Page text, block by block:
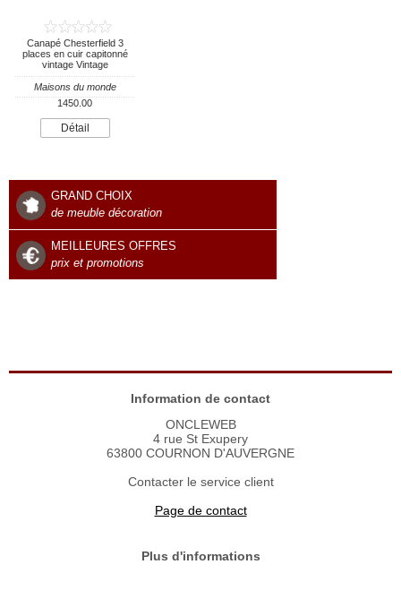
Canapé Chesterfield 3
places en cuir capitonné
vintage Vintage
Maisons du monde
1450.00
Détail
GRAND CHOIX
de meuble décoration
MEILLEURES OFFRES
prix et promotions
Information de contact
ONCLEWEB
4 rue St Exupery
63800 COURNON D'AUVERGNE
Contacter le service client
Page de contact
Plus d'informations